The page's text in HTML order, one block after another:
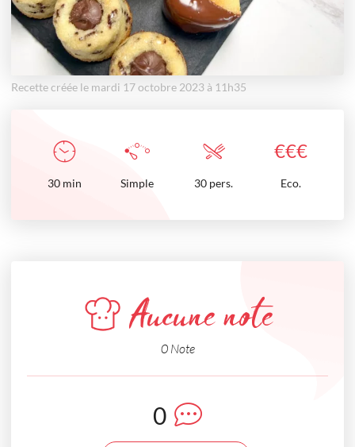
Recette créée le mardi 17 octobre 2023 à 11h35
€€€
30 min Simple 30 pers. Eco.
Aucune note
0 Note
0